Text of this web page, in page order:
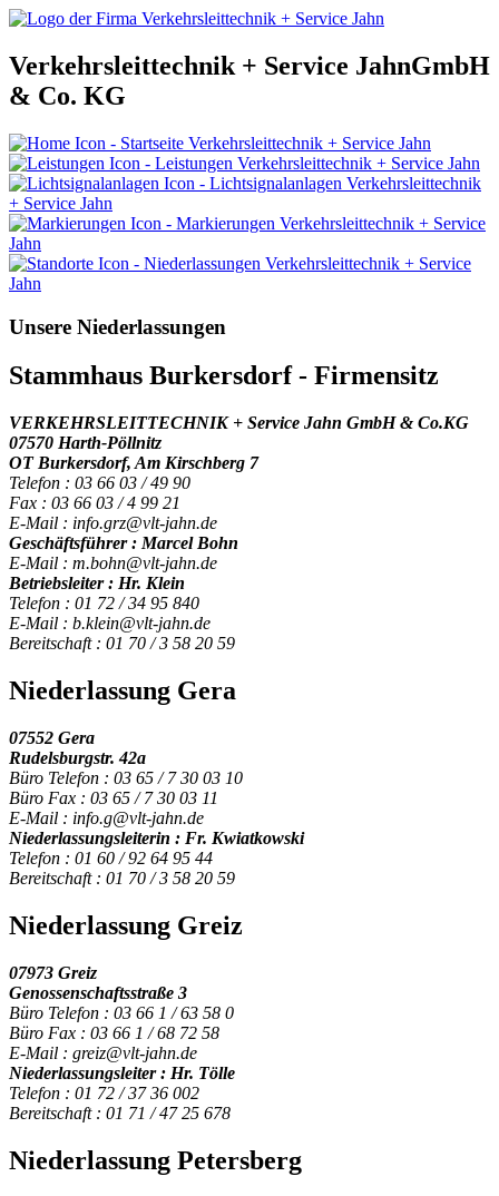
Verkehrsleittechnik + Service JahnGmbH
& Co. KG
Unsere Niederlassungen
Stammhaus Burkersdorf - Firmensitz
VERKEHRSLEITTECHNIK + Service Jahn GmbH & Co.KG
07570 Harth-Pöllnitz
OT Burkersdorf, Am Kirschberg 7
Telefon : 03 66 03 / 49 90
Fax : 03 66 03 / 4 99 21
E-Mail : info.grz@vlt-jahn.de
Geschäftsführer : Marcel Bohn
E-Mail : m.bohn@vlt-jahn.de
Betriebsleiter : Hr. Klein
Telefon : 01 72 / 34 95 840
E-Mail : b.klein@vlt-jahn.de
Bereitschaft : 01 70 / 3 58 20 59
Niederlassung Gera
07552 Gera
Rudelsburgstr. 42a
Büro Telefon : 03 65 / 7 30 03 10
Büro Fax : 03 65 / 7 30 03 11
E-Mail : info.g@vlt-jahn.de
Niederlassungsleiterin : Fr. Kwiatkowski
Telefon : 01 60 / 92 64 95 44
Bereitschaft : 01 70 / 3 58 20 59
Niederlassung Greiz
07973 Greiz
Genossenschaftsstraße 3
Büro Telefon : 03 66 1 / 63 58 0
Büro Fax : 03 66 1 / 68 72 58
E-Mail : greiz@vlt-jahn.de
Niederlassungsleiter : Hr. Tölle
Telefon : 01 72 / 37 36 002
Bereitschaft : 01 71 / 47 25 678
Niederlassung Petersberg